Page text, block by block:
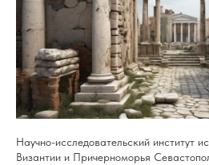
Научно-исследовательский институт
Византии и Причерноморья